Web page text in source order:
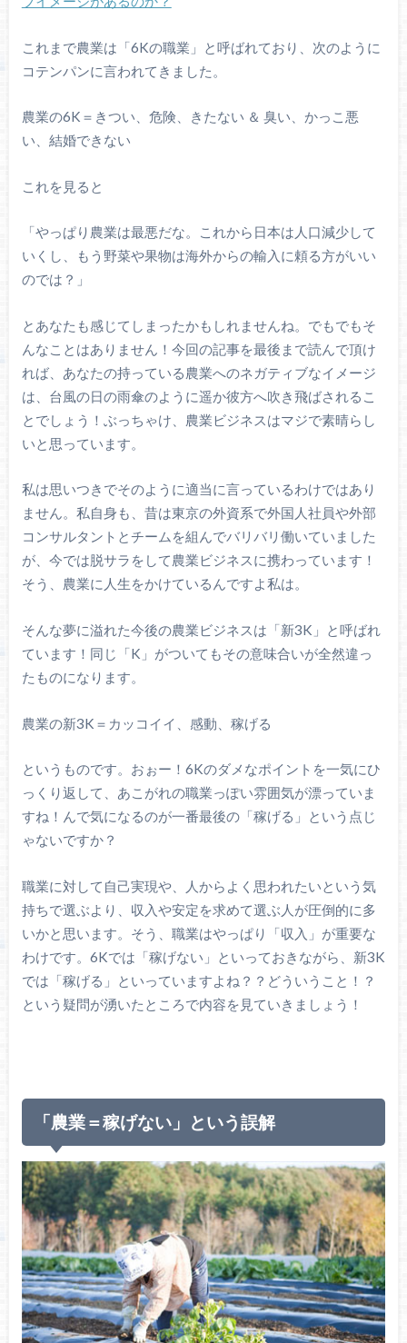
これまで農業は「6Kの職業」と呼ばれており、次のように
コテンパンに言われてきました。
農業の6K＝きつい、危険、きたない ＆ 臭い、かっこ悪
い、結婚できない
これを見ると
「やっぱり農業は最悪だな。これから日本は人口減少して
いくし、もう野菜や果物は海外からの輸入に頼る方がいい
のでは？」
とあなたも感じてしまったかもしれませんね。でもでもそ
んなことはありません！今回の記事を最後まで読んで頂け
れば、あなたの持っている農業へのネガティブなイメージ
は、台風の日の雨傘のように遥か彼方へ吹き飛ばされるこ
とでしょう！ぶっちゃけ、農業ビジネスはマジで素晴らし
いと思っています。
私は思いつきでそのように適当に言っているわけではあり
ません。私自身も、昔は東京の外資系で外国人社員や外部
コンサルタントとチームを組んでバリバリ働いていました
が、今では脱サラをして農業ビジネスに携わっています！
そう、農業に人生をかけているんですよ私は。
そんな夢に溢れた今後の農業ビジネスは「新3K」と呼ばれ
ています！同じ「K」がついてもその意味合いが全然違っ
たものになります。
農業の新3K＝カッコイイ、感動、稼げる
というものです。おぉー！6Kのダメなポイントを一気にひ
っくり返して、あこがれの職業っぽい雰囲気が漂っていま
すね！んで気になるのが一番最後の「稼げる」という点じ
ゃないですか？
職業に対して自己実現や、人からよく思われたいという気
持ちで選ぶより、収入や安定を求めて選ぶ人が圧倒的に多
いかと思います。そう、職業はやっぱり「収入」が重要な
わけです。6Kでは「稼げない」といっておきながら、新3K
では「稼げる」といっていますよね？？どういうこと！？
という疑問が湧いたところで内容を見ていきましょう！
「農業＝稼げない」という誤解